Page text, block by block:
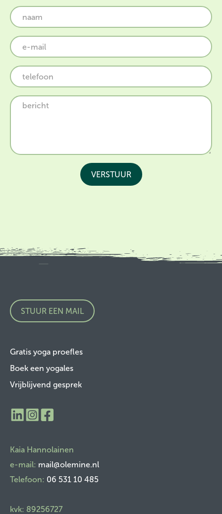
​Kaia Hannolainen
e-mail: mail@olemine.nl
Telefoon: 06 531 10 485
kvk: 89256727
STUUR EEN MAIL
Gratis yoga proefles
Boek een yogales
Vrijblijvend gesprek